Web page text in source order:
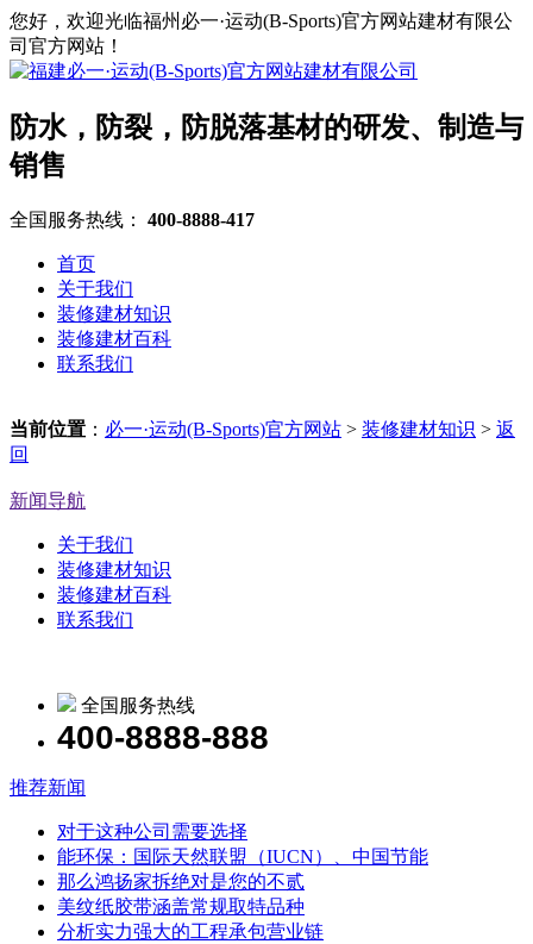
您好，欢迎光临福州必一·运动(B-Sports)官方网站建材有限公
司官方网站！
防水，防裂，防脱落基材的研发、制造与
销售
全国服务热线： 400-8888-417
首页
关于我们
装修建材知识
装修建材百科
联系我们
当前位置 ： 必一·运动(B-Sports)官方网站 > 装修建材知识 > 返
回
新闻导航
关于我们
装修建材知识
装修建材百科
联系我们
全国服务热线
400-8888-888
推荐新闻
对于这种公司需要选择
能环保：国际天然联盟（IUCN）、中国节能
那么鸿扬家拆绝对是您的不贰
美纹纸胶带涵盖常规取特品种
分析实力强大的工程承包营业链